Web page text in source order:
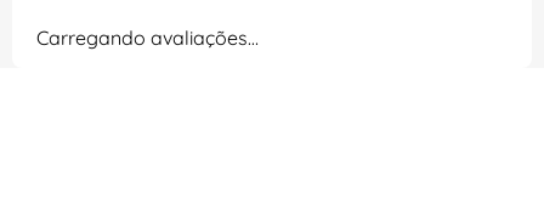
Carregando avaliações…